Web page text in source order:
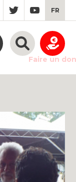
FR
Faire un don